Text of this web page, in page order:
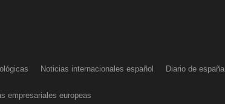
Noticias internacionales español Diario de españa
empresariales europeas